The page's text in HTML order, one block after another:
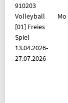
910203
Volleyball
[01] Freies
Spiel
13.04.2026-
27.07.2026
Mo